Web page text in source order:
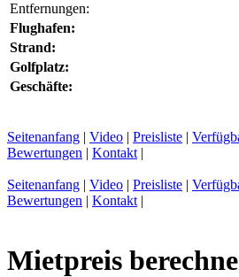
Entfernungen:
Flughafen:
Strand:
Golfplatz:
Geschäfte:
Seitenanfang | Video | Preisliste |
Bewertungen | Kontakt|
Seitenanfang | Video | Preisliste |
Bewertungen | Kontakt|
Mietpreis